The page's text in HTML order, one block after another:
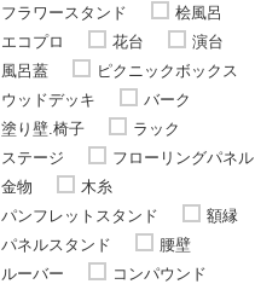
フラワースタンド
桧風呂
エコプロ
花台
演台
風呂蓋
ピクニックボックス
ウッドデッキ
バーク
塗り壁.椅子
ラック
ステージ
フローリングパネル
金物
木糸
パンフレットスタンド
額縁
パネルスタンド
腰壁
ルーバー
コンパウンド